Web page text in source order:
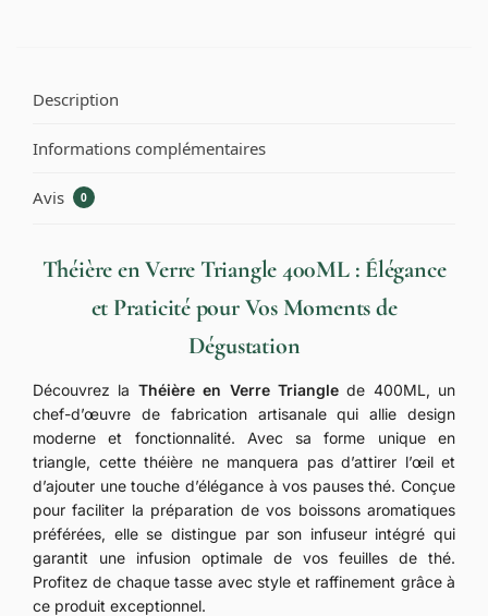
Description
Informations complémentaires
Avis 0
Théière en Verre Triangle 400ML : Élégance
et Praticité pour Vos Moments de
Dégustation
Découvrez la Théière en Verre Trianglede 400ML, un
chef-d’œuvre de fabrication artisanale qui allie design
moderne et fonctionnalité. Avec sa forme unique en
triangle, cette théière ne manquera pas d’attirer l’œil et
d’ajouter une touche d’élégance à vos pauses thé. Conçue
pour faciliter la préparation de vos boissons aromatiques
préférées, elle se distingue par son infuseur intégré qui
garantit une infusion optimale de vos feuilles de thé.
Profitez de chaque tasse avec style et raffinement grâce à
ce produit exceptionnel.